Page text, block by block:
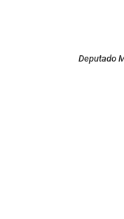
Deputado